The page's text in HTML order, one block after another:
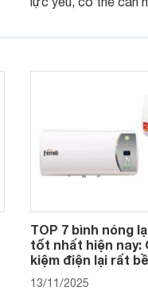
đồng.
TOP 7 bình nóng
tốt nhất hiện nay:
kiệm điện lại rất
13/11/2025